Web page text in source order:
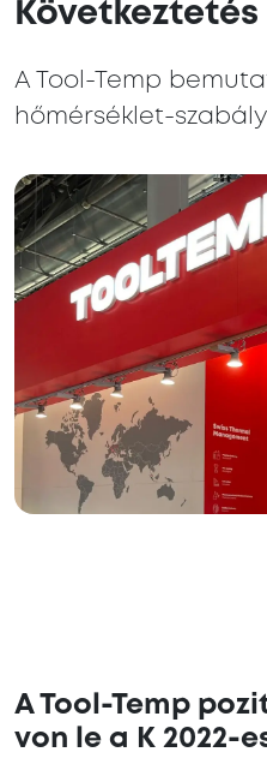
Következtetés
A Tool-Temp
hőmérséklet-
A Tool-Temp
von le a K 2022-